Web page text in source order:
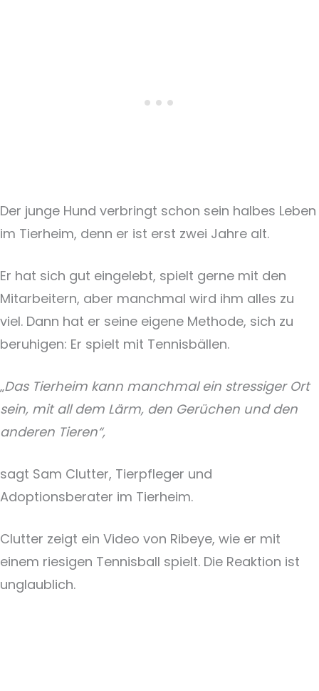
Der junge Hund verbringt schon sein halbes Leben
im Tierheim, denn er ist erst zwei Jahre alt.
Er hat sich gut eingelebt, spielt gerne mit den
Mitarbeitern, aber manchmal wird ihm alles zu
viel. Dann hat er seine eigene Methode, sich zu
beruhigen: Er spielt mit Tennisbällen.
„Das Tierheim kann manchmal ein stressiger Ort
sein, mit all dem Lärm, den Gerüchen und den
anderen Tieren“,
sagt Sam Clutter, Tierpfleger und
Adoptionsberater im Tierheim.
Clutter zeigt ein Video von Ribeye, wie er mit
einem riesigen Tennisball spielt. Die Reaktion ist
unglaublich.